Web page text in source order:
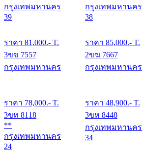
กรุงเทพมหานคร
39
ราคา 81,000.- T.
กรุงเทพมหานคร
38
ราคา 85,000.- T.
3ขข 7557
กรุงเทพมหานคร
ราคา 78,000.- T.
2ขฆ 7667
กรุงเทพมหานคร
ราคา 48,900.- T.
3ขท 8118
**
กรุงเทพมหานคร
24
3ขห 8448
กรุงเทพมหานคร
34